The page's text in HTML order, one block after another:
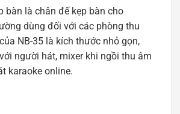
bàn là chân đế kẹp bàn cho
dùng đối với các phòng thu
NB-35 là kích thước nhỏ gọn,
người hát, mixer khi ngồi thu âm
karaoke online.